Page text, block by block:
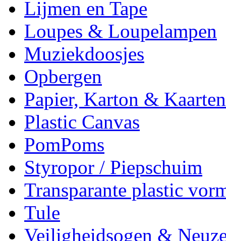
Lijmen en Tape
Loupes & Loupelampen
Muziekdoosjes
Opbergen
Papier, Karton & Kaarten
Plastic Canvas
PomPoms
Styropor / Piepschuim
Transparante plastic
Tule
Veiligheidsogen &